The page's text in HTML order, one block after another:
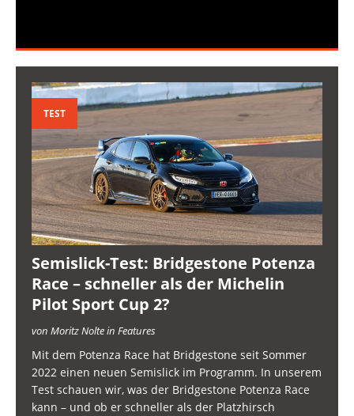
TEST
Semislick-Test: Bridgestone Potenza
Race – schneller als der Michelin
Pilot Sport Cup 2?
von Moritz Nolte in Features
Mit dem Potenza Race hat Bridgestone seit Sommer
2022 einen neuen Semislick im Programm. In unserem
Test schauen wir, was der Bridgestone Potenza Race
kann – und ob er schneller als der Platzhirsch